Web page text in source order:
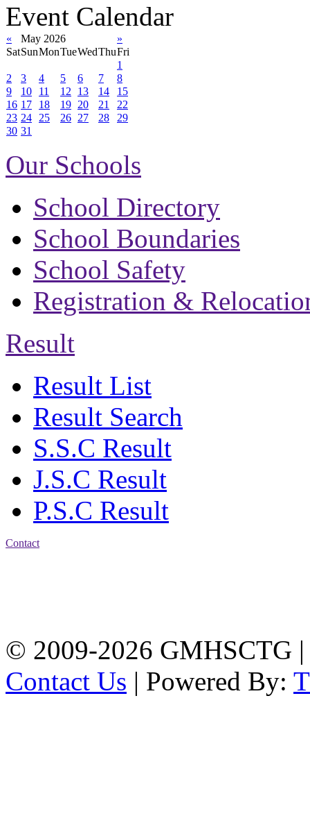
Event Calendar
« May 2026
»
SatSunMonTueWedThuFri
1
2
3 4 5 6 7
8
9
10 11 12 13 14
15
16 17 18 19 20 21
22
23 24 25 26 27 28
29
30 31
Our Schools
School Directory
School Boundaries
School Safety
Registration &
Result
Result List
Result Search
S.S.C Result
J.S.C Result
P.S.C Result
Contact
© 2009-2026 GMHSCTG |
Contact Us | Powered By: